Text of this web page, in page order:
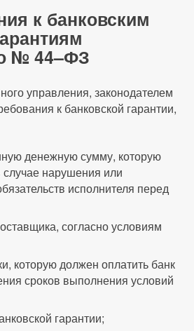
к банковским
№ 44–ФЗ
управления, законодателем
к банковской гарантии,
денежную сумму, которую
случае нарушения или
исполнителя перед
согласно условиям
которую должен оплатить банк
сроков выполнения условий
гарантии;